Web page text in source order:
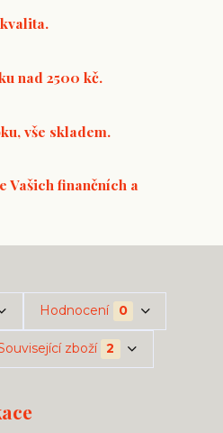
nad 2500 kč.
vše skladem.
Vašich finančních a
Hodnocení 0
zboží 2